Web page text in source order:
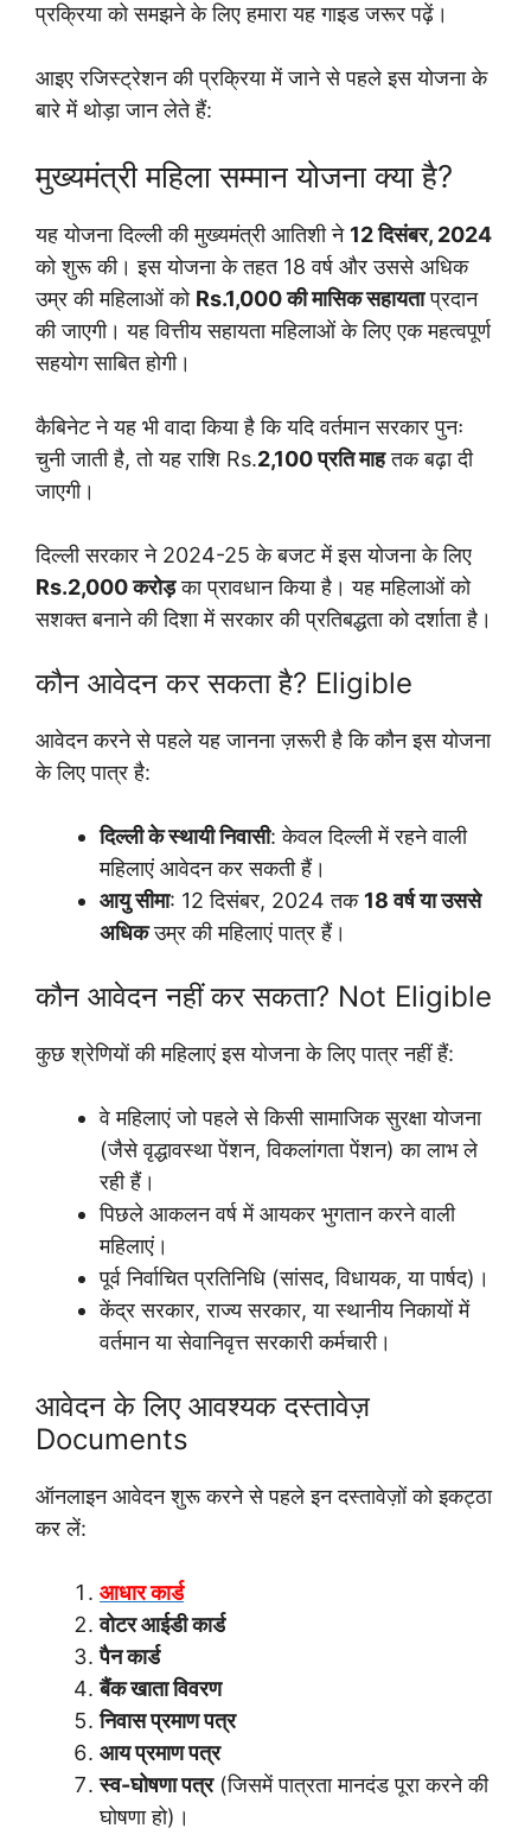
प्रक्रिया को समझने के लिए हमारा यह गाइड जरूर पढ़ें।
आइए रजिस्ट्रेशन की प्रक्रिया में जाने से पहले इस योजना के
बारे में थोड़ा जान लेते हैं:
मुख्यमंत्री महिला सम्मान योजना क्या है?
यह योजना दिल्ली की मुख्यमंत्री आतिशी ने 12 दिसंबर, 2024
को शुरू की। इस योजना के तहत 18 वर्ष और उससे अधिक
उम्र की महिलाओं को Rs.1,000 की मासिक सहायताप्रदान
की जाएगी। यह वित्तीय सहायता महिलाओं के लिए एक महत्वपूर्ण
सहयोग साबित होगी।
कैबिनेट ने यह भी वादा किया है कि यदि वर्तमान सरकार पुनः
चुनी जाती है, तो यह राशि Rs.2,100 प्रति माहतक बढ़ा दी
जाएगी।
दिल्ली सरकार ने 2024-25 के बजट में इस योजना के लिए
Rs.2,000 करोड़का प्रावधान किया है। यह महिलाओं को
सशक्त बनाने की दिशा में सरकार की प्रतिबद्धता को दर्शाता है।
कौन आवेदन कर सकता है? Eligible
आवेदन करने से पहले यह जानना ज़रूरी है कि कौन इस योजना
के लिए पात्र है:
दिल्ली के स्थायी निवासी: केवल दिल्ली में रहने वाली
महिलाएं आवेदन कर सकती हैं।
आयु सीमा: 12 दिसंबर, 2024 तक 18 वर्ष या उससे
अधिकउम्र की महिलाएं पात्र हैं।
कौन आवेदन नहीं कर सकता? Not Eligible
कुछ श्रेणियों की महिलाएं इस योजना के लिए पात्र नहीं हैं:
वे महिलाएं जो पहले से किसी सामाजिक सुरक्षा योजना
(जैसे वृद्धावस्था पेंशन, विकलांगता पेंशन) का लाभ ले
रही हैं।
पिछले आकलन वर्ष में आयकर भुगतान करने वाली
महिलाएं।
पूर्व निर्वाचित प्रतिनिधि (सांसद, विधायक, या पार्षद)।
केंद्र सरकार, राज्य सरकार, या स्थानीय निकायों में
वर्तमान या सेवानिवृत्त सरकारी कर्मचारी।
आवेदन के लिए आवश्यक दस्तावेज़
Documents
ऑनलाइन आवेदन शुरू करने से पहले इन दस्तावेज़ों को इकट्ठा
कर लें:
आधार कार्ड
वोटर आईडी कार्ड
पैन कार्ड
बैंक खाता विवरण
निवास प्रमाण पत्र
आय प्रमाण पत्र
स्व-घोषणा पत्र(जिसमें पात्रता मानदंड पूरा करने की
घोषणा हो)।